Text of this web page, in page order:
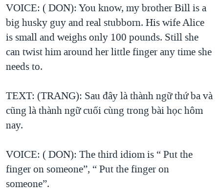
VOICE: ( DON): You know, my brother Bill is a
big husky guy and real stubborn. His wife Alice
is small and weighs only 100 pounds. Still she
can twist him around her little finger any time she
needs to.
TEXT: (TRANG): Sau đây là thành ngữ thứ ba và
cũng là thành ngữ cuối cùng trong bài học hôm
nay.
VOICE: ( DON): The third idiom is “ Put the
finger on someone”, “ Put the finger on
someone”.